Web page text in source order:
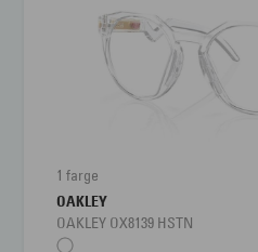
1 farge
OAKLEY
OAKLEY OX8139 HSTN